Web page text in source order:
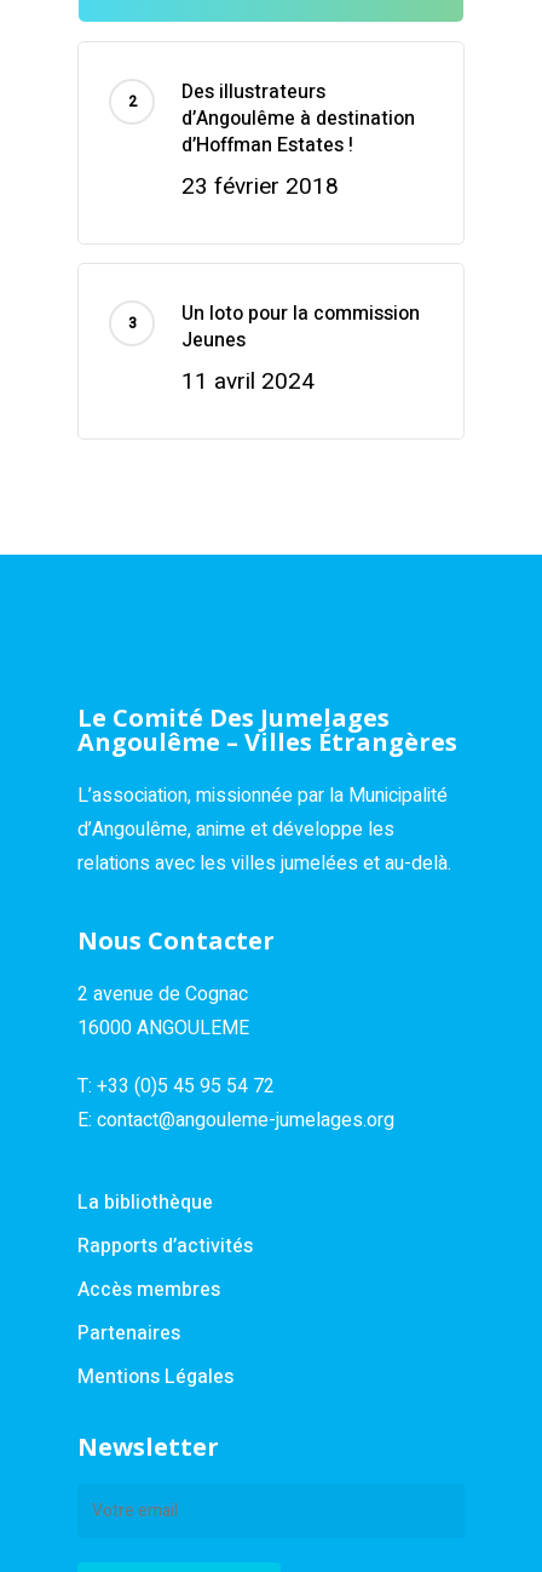
Des illustrateurs
d’Angoulême à destination
d’Hoffman Estates !
23 février 2018
Un loto pour la commission
Jeunes
11 avril 2024
Le Comité Des Jumelages
Angoulême – Villes Étrangères
L’association, missionnée par la Municipalité
d’Angoulême, anime et développe les
relations avec les villes jumelées et au-delà.
Nous Contacter
2 avenue de Cognac
16000 ANGOULEME
T: +33 (0)5 45 95 54 72
E: contact@angouleme-jumelages.org
La bibliothèque
Rapports d’activités
Accès membres
Partenaires
Mentions Légales
Newsletter